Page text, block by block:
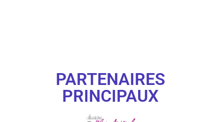
PARTENAIRES
PRINCIPAUX